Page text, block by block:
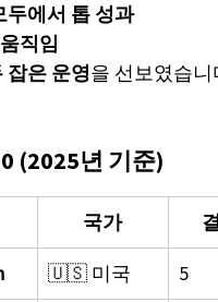
두에서 톱 성과
직임
잡은 운영을 선보였습니
(2025년 기준)
국가
🇺🇸 미국 5